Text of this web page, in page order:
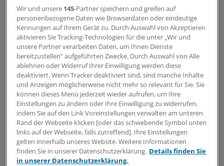
Mit seinem Urteil folgte das Gericht dem Antrag der
Staatsanwaltschaft. Die Verteidigung hatte sich gegen
eine Feststellung der besonderen Schwere der Schuld
und gegen eine Sicherungsverwahrung im Anschluss an
die Haftstrafe ausgesprochen.
LESEN SIE AUCH
Landgericht Berlin
15 Patienten ermordet? Berliner Palliativarzt
schweigt zum Prozessauftakt
Wir und unsere 145-Partner speichern und greifen auf
personenbezogene Daten wie Browserdaten oder eindeutige
Kennungen auf Ihrem Gerät zu. Durch Auswahl von Akzeptieren
aktivieren Sie Tracking-Technologien für die unter „Wir und
unsere Partner verarbeiten Daten, um Ihnen Dienste
bereitzustellen“ aufgeführten Zwecke. Durch Auswahl von Alle
ablehnen oder Widerruf Ihrer Einwilligung werden diese
deaktiviert. Wenn Tracker deaktiviert sind, sind manche Inhalte
und Anzeigen möglicherweise nicht mehr so relevant für Sie. Sie
können dieses Menü jederzeit wieder aufrufen, um Ihre
Einstellungen zu ändern oder Ihre Einwilligung zu widerrufen,
indem Sie auf den Link Voreinstellungen verwalten am unteren
Rand der Webseite klicken [oder das schwebende Symbol unten
links auf der Webseite, falls zutreffend]. Ihre Einstellungen
gelten innerhalb unseres Website. Weitere Informationen
finden Sie in unserer Datenschutzerklärung. Details finden Sie
in unserer Datenschutzerklärung.